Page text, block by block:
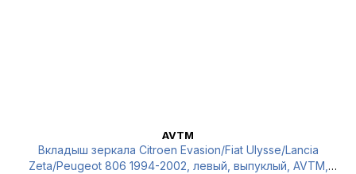
AVTM
Вкладыш зеркала Citroen Evasion/Fiat Ulysse/Lancia
Zeta/Peugeot 806 1994-2002, левый, выпуклый, AVTM,